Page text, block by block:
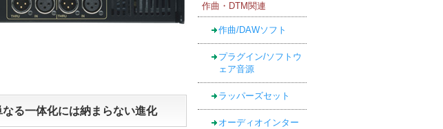
作曲・DTM関連
作曲/DAWソフト
プラグイン/ソフトウ
ェア音源
ラッパーズセット
オーディオインター
る一体化には納まらない進化